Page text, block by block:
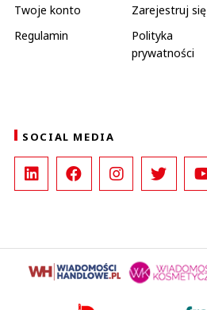
Twoje konto
Zarejestruj się
Regulamin
Polityka
prywatności
SOCIAL MEDIA